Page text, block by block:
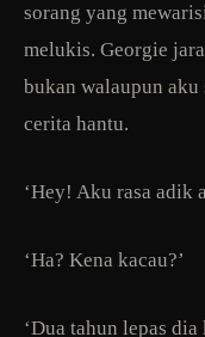
sorang yang
melukis. Georgie
bukan walaupun
cerita hantu.
‘Hey! Aku rasa adik
‘Ha? Kena kacau?’
‘Dua tahun lepas